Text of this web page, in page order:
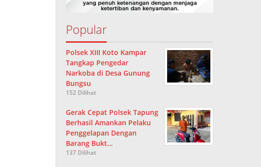
Popular
Polsek XIII Koto Kampar
Tangkap Pengedar
Narkoba di Desa Gunung
Bungsu
152 Dilihat
Gerak Cepat Polsek Tapung
Berhasil Amankan Pelaku
Penggelapan Dengan
Barang Bukt…
137 Dilihat